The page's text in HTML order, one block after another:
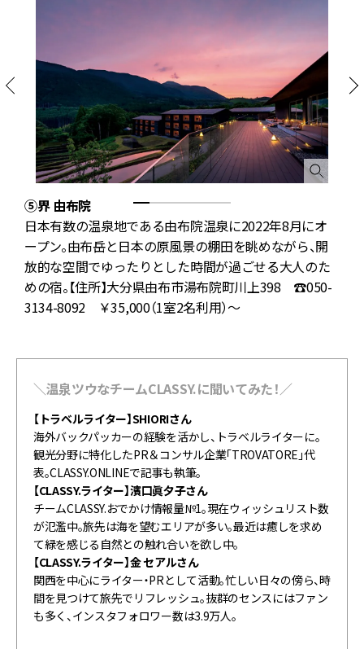
⑤界 由布院
日本有数の温泉地である由布院温泉に2022年8月にオ
ープン。由布岳と日本の原風景の棚田を眺めながら、開
放的な空間でゆったりとした時間が過ごせる大人のた
めの宿。【住所】大分県由布市湯布院町川上398 ☎050-
3134-8092 ￥35,000（1室2名利用）～
＼温泉ツウなチームCLASSY.に聞いてみた！／
【トラベルライター】SHIORIさん
海外バックパッカーの経験を活かし、トラベルライターに。
観光分野に特化したPR＆コンサル企業「TROVATORE」代
表。CLASSY.ONLINEで記事も執筆。
【CLASSY.ライター】濱口眞夕子さん
チームCLASSY.おでかけ情報量№1。現在ウィッシュリスト数
が氾濫中。旅先は海を望むエリアが多い。最近は癒しを求め
て緑を感じる自然との触れ合いを欲し中。
【CLASSY.ライター】金 セアルさん
関西を中心にライター・PRとして活動。忙しい日々の傍ら、時
間を見つけて旅先でリフレッシュ。抜群のセンスにはファン
も多く、インスタフォロワー数は3.9万人。